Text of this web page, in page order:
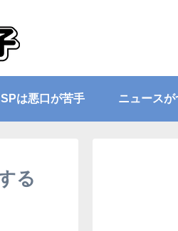
は悪口が苦手 ニュースが
る